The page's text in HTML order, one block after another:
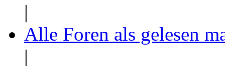
|
Alle Foren als gelesen
|